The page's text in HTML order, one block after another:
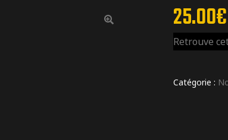
25.00€
Retrouve
Catégorie :